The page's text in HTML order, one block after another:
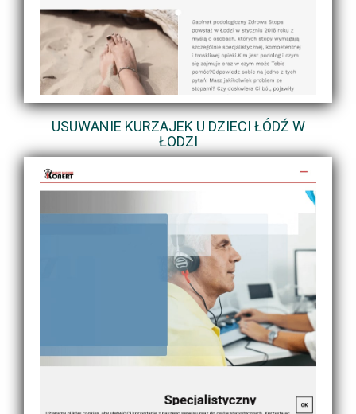
USUWANIE KURZAJEK U DZIECI ŁÓDŹ W
ŁODZI